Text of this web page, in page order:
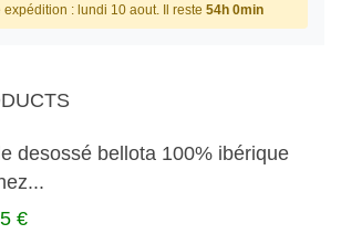
expédition : lundi 10 aout. Il reste 54h 0min
desossé bellota 100% ibérique
€